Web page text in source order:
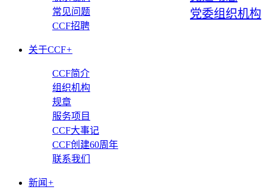
党委组织机构
常见问题
CCF招聘
关于CCF+
CCF简介
组织机构
规章
服务项目
CCF大事记
CCF创建60周年
联系我们
新闻 +